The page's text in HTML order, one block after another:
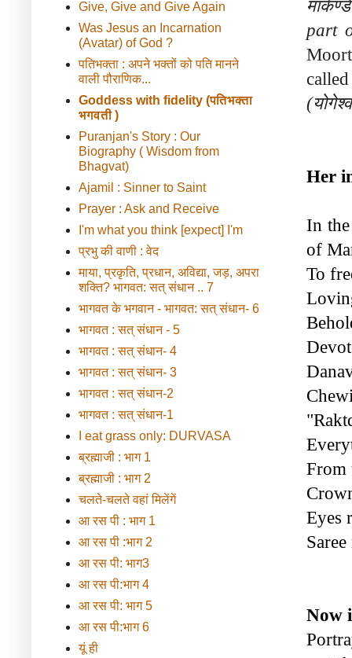
part
Her
In
of
To
From
Eyes
Now
Give, Give and Give Again
Was Jesus an Incarnation
(Avatar) of God ?
पतिभक्ता : अपने भक्तों को पति मानने
वाली पौराणिक...
Goddess with fidelity (पतिभक्ता
भगवती )
Puranjan's Story : Our
Biography ( Wisdom from
Bhagvat)
Ajamil : Sinner to Saint
Prayer : Ask and Receive
I'm what you think [expect] I'm
प्रभु की वाणी : वेद
माया, प्रकृति, प्रधान, अविद्या, जड़, अपरा
शक्ति? भागवत: सत् संधान .. 7
भागवत के भगवान - भागवत: सत् संधान- 6
भागवत : सत् संधान - 5
भागवत : सत् संधान- 4
भागवत : सत् संधान- 3
भागवत : सत् संधान-2
भागवत : सत् संधान-1
I eat grass only: DURVASA
ब्रह्माजी : भाग 1
ब्रह्माजी : भाग 2
चलते-चलते वहां मिलेंगें
आ रस पी : भाग 1
आ रस पी :भाग 2
आ रस पी: भाग3
आ रस पी:भाग 4
आ रस पी: भाग 5
आ रस पी:भाग 6
यूं ही